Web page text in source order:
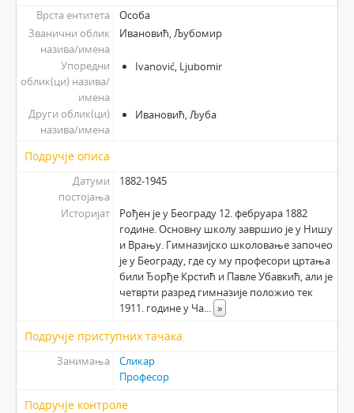
Врста ентитета
Особа
Званични облик
назива/имена
Ивановић, Љубомир
Упоредни
облик(ци) назива/
имена
Ivanović, Ljubomir
Други облик(ци)
назива/имена
Ивановић, Љуба
Подручје описа
Датуми
постојања
1882-1945
Историјат
Рођен је у Београду 12. фебруара 1882
године. Основну школу завршио је у Нишу
и Врању. Гимназијско школовање започео
је у Београду, где су му професори цртања
били Ђорђе Крстић и Павле Убавкић, али је
четврти разред гимназије положио тек
1911. године у Ча... »
Подручје приступних тачака.
Занимања
Сликар
Професор
Подручје контроле